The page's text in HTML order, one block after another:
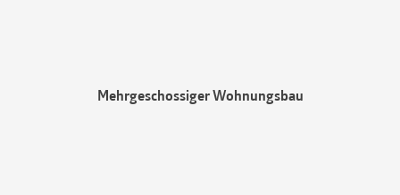
Mehrgeschossiger Wohnungsbau